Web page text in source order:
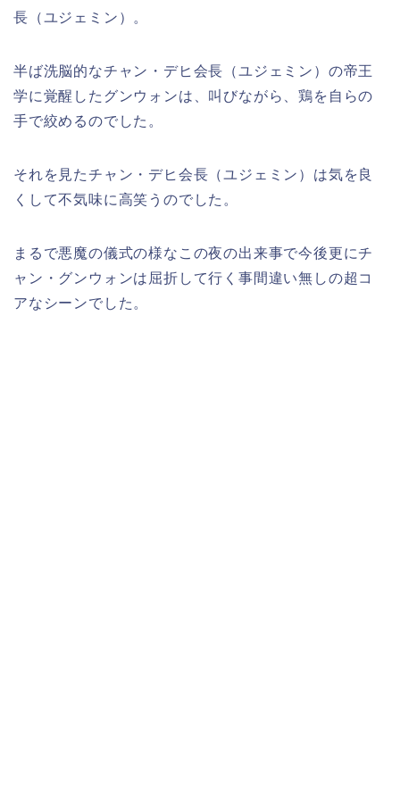
長（ユジェミン）。
半ば洗脳的なチャン・デヒ会長（ユジェミン）の帝王
学に覚醒したグンウォンは、叫びながら、鶏を自らの
手で絞めるのでした。
それを見たチャン・デヒ会長（ユジェミン）は気を良
くして不気味に高笑うのでした。
まるで悪魔の儀式の様なこの夜の出来事で今後更にチ
ャン・グンウォンは屈折して行く事間違い無しの超コ
アなシーンでした。